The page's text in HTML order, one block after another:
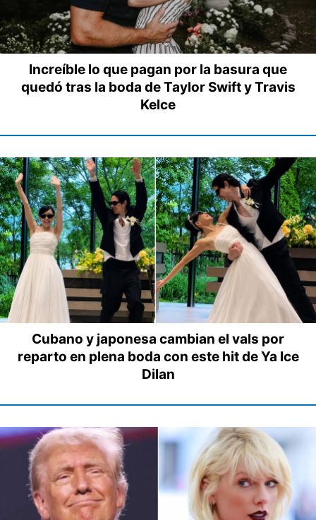
Increíble lo que pagan por la basura que
quedó tras la boda de Taylor Swift y Travis
Kelce
Cubano y japonesa cambian el vals por
reparto en plena boda con este hit de Ya Ice
Dilan